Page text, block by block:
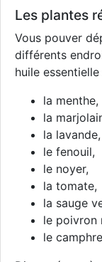
Les plantes
Vous pouver
différents
huile essentielle
la menthe,
la
la lavande,
le fenouil,
le noyer,
la tomate,
la sauge
le poivron
le